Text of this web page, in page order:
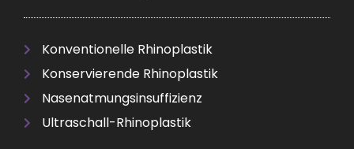
Konventionelle Rhinoplastik
Konservierende Rhinoplastik
Nasenatmungsinsuffizienz
Ultraschall-Rhinoplastik